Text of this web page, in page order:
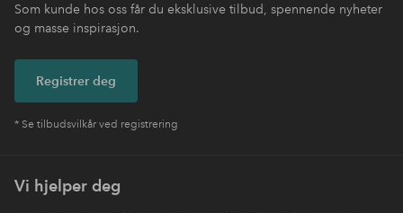
Som kunde hos oss får du eksklusive tilbud, spennende nyheter
og masse inspirasjon.
Registrer deg
* Se tilbudsvilkår ved registrering
Vi hjelper deg